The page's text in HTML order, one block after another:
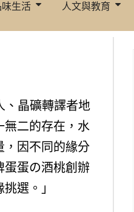
味生活 人文與教育
、晶礦轉譯者地
無二的存在，水
，因不同的緣分
蛋蛋の酒桃創辦
選。」